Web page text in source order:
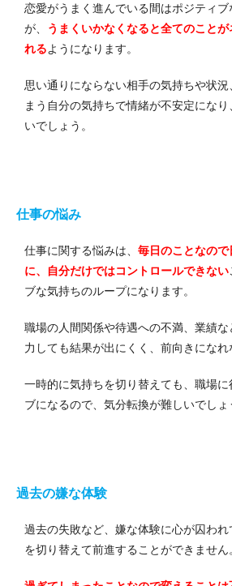
恋愛がうまく進んでいる間はポジティ
が、
うまくいかなくなると全てのこと
れるようになります。
思い通りにならない相手の気持ちや状
まう自分の気持ちで情緒が不安定にな
いでしょう。
仕事の悩み
仕事に関する悩みは、 毎日のことなの
に、自分だけではコントロールできない
ブな気持ちのループになります。
職場の人間関係や待遇への不満、業績
力しても結果が出にくく、前向きになれ
一時的に気持ちを切り替えても、職場に
ブになるので、気分転換が難しいでしょ
過去の嫌な体験
過去の失敗など、嫌な体験に心が囚わ
を切り替えて前進することができません